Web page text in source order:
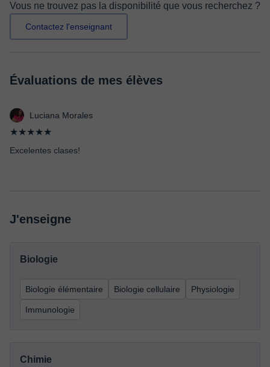
Vous ne trouvez pas la disponibilité que vous recherchez ?
Contactez l'enseignant
Évaluations de mes élèves
Luciana Morales
★★★★★
Excelentes clases!
J'enseigne
Biologie
Biologie élémentaire Biologie cellulaire Physiologie
Immunologie
Chimie